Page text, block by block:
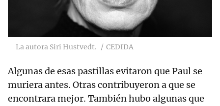
La autora Siri Hustvedt. CEDIDA
Algunas de esas pastillas evitaron que Paul se
muriera antes. Otras contribuyeron a que se
encontrara mejor. También hubo algunas que